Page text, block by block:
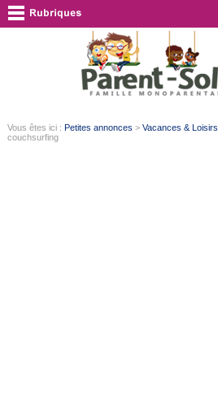
Vous êtes ici : Petites annonces > Vacances & Loisirs
couchsurfing